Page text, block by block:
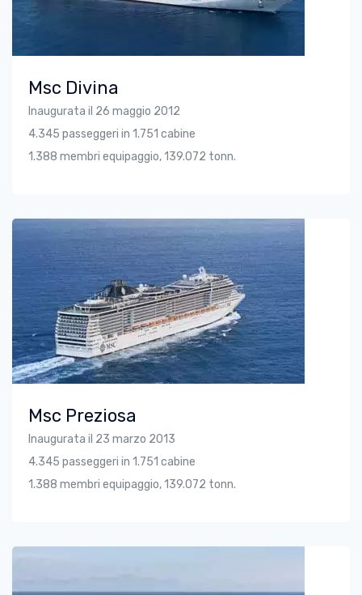
Msc Divina
Inaugurata il 26 maggio 2012
4.345 passeggeri in 1.751 cabine
1.388 membri equipaggio, 139.072 tonn.
Msc Preziosa
Inaugurata il 23 marzo 2013
4.345 passeggeri in 1.751 cabine
1.388 membri equipaggio, 139.072 tonn.